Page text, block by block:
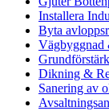
Installera
Byta
Vägbyggnad
Dikning &
Sanering av